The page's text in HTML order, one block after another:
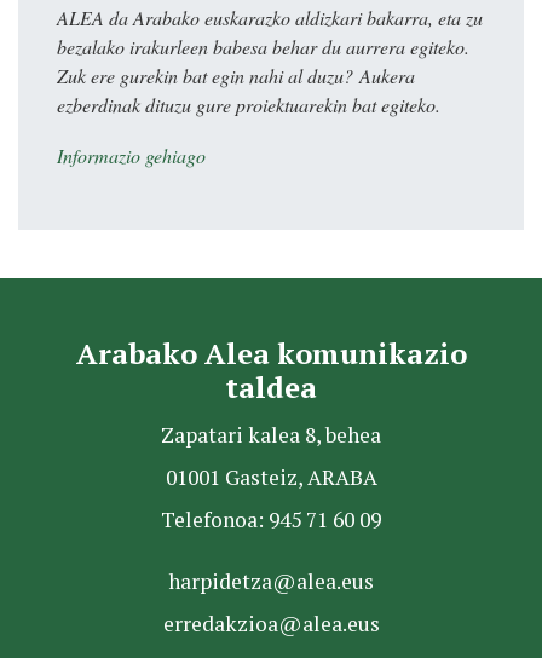
ALEA da Arabako euskarazko aldizkari bakarra, eta zu
bezalako irakurleen babesa behar du aurrera egiteko.
Zuk ere gurekin bat egin nahi al duzu? Aukera
ezberdinak dituzu gure proiektuarekin bat egiteko.
Informazio gehiago
Arabako Alea komunikazio
taldea
Zapatari kalea 8, behea
01001 Gasteiz, ARABA
Telefonoa: 945 71 60 09
harpidetza@alea.eus
erredakzioa@alea.eus